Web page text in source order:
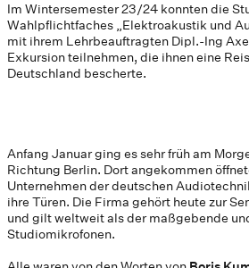
Im Wintersemester 23/24 konnten die
Wahlpflichtfaches „Elektroakustik und
mit ihrem Lehrbeauftragten Dipl.-Ing
Exkursion teilnehmen, die ihnen eine
Deutschland bescherte.
Anfang Januar ging es sehr früh am
Richtung Berlin. Dort angekommen
Unternehmen der deutschen
ihre Türen. Die Firma gehört heute zur
und gilt weltweit als der maßgebende
Studiomikrofonen.